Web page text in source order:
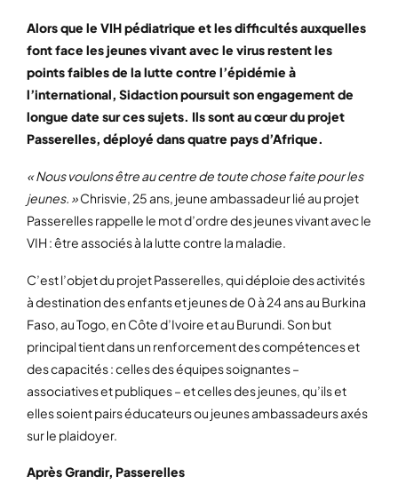
Alors que le VIH pédiatrique et les difficultés auxquelles
font face les jeunes vivant avec le virus restent les
points faibles de la lutte contre l’épidémie à
l’international, Sidaction poursuit son engagement de
longue date sur ces sujets. Ils sont au cœur du projet
Passerelles, déployé dans quatre pays d’Afrique.
« Nous voulons être au centre de toute chose faite pour les
jeunes. »Chrisvie, 25 ans, jeune ambassadeur lié au projet
Passerelles rappelle le mot d’ordre des jeunes vivant avec le
VIH : être associés à la lutte contre la maladie.
C’est l’objet du projet Passerelles, qui déploie des activités
à destination des enfants et jeunes de 0 à 24 ans au Burkina
Faso, au Togo, en Côte d’Ivoire et au Burundi. Son but
principal tient dans un renforcement des compétences et
des capacités : celles des équipes soignantes –
associatives et publiques – et celles des jeunes, qu’ils et
elles soient pairs éducateurs ou jeunes ambassadeurs axés
sur le plaidoyer.
Après Grandir, Passerelles